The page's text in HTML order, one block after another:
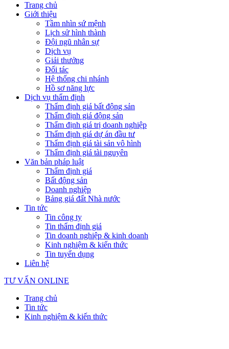
Trang chủ
Giới thiệu
Tầm nhìn sứ mệnh
Lịch sử hình thành
Đội ngũ nhân sự
Dịch vụ
Giải thưởng
Đối tác
Hệ thống chi nhánh
Hồ sơ năng lực
Dịch vụ thẩm định
Thẩm định giá bất động sản
Thẩm định giá động sản
Thẩm định giá trị doanh nghiệp
Thẩm định giá dự án đầu tư
Thẩm định giá tài sản vô hình
Thẩm định giá tài nguyên
Văn bản pháp luật
Thẩm định giá
Bất động sản
Doanh nghiệp
Bảng giá đất Nhà nước
Tin tức
Tin công ty
Tin thẩm định giá
Tin doanh nghiệp & kinh doanh
Kinh nghiệm & kiến thức
Tin tuyển dụng
Liên hệ
TƯ VẤN ONLINE
Trang chủ
Tin tức
Kinh nghiệm & kiến thức